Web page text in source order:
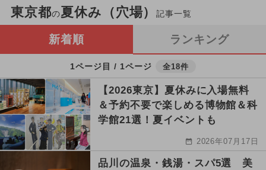
東京都の夏休み（穴場）記事一覧
新着順 ランキング
1ページ目 / 1ページ 全18件
【2026東京】夏休みに入場無料
＆予約不要で楽しめる博物館＆科
学館21選！夏イベントも
2026年07月17日
品川の温泉・銭湯・スパ5選 美